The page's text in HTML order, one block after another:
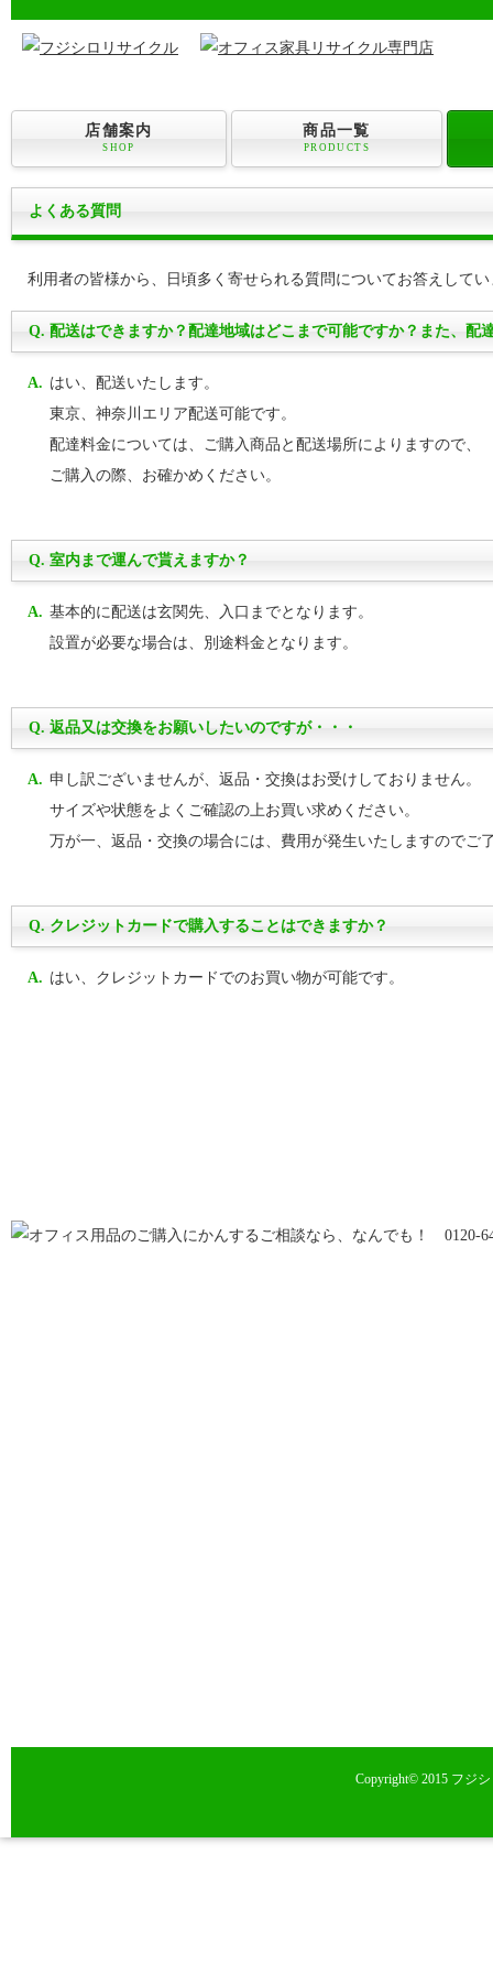
店舗案内
SHOP
商品一覧
PRODUCTS
よくある質問
利用者の皆様から、日頃多く寄せられる質問についてお答えして
Q. 配送はできますか？配達地域はどこまで可能ですか？また、配
A. はい、配送いたします。
東京、神奈川エリア配送可能です。
配達料金については、ご購入商品と配送場所によりますので、
ご購入の際、お確かめください。
Q. 室内まで運んで貰えますか？
A. 基本的に配送は玄関先、入口までとなります。
設置が必要な場合は、別途料金となります。
Q. 返品又は交換をお願いしたいのですが・・・
A. 申し訳ございませんが、返品・交換はお受けしておりません。
サイズや状態をよくご確認の上お買い求めください。
万が一、返品・交換の場合には、費用が発生いたしますのでご
Q. クレジットカードで購入することはできますか？
A. はい、クレジットカードでのお買い物が可能です。
Copyright© 2015 フジ